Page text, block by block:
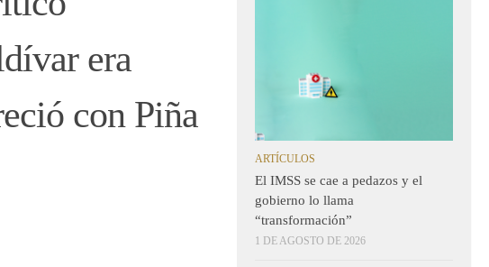
era
con Piña
ARTÍCULOS
El IMSS se cae a pedazos y el
gobierno lo llama
“transformación”
1 DE AGOSTO DE 2026